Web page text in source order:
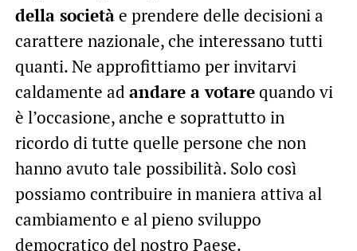
della societàe prendere delle decisioni a
carattere nazionale, che interessano tutti
quanti. Ne approfittiamo per invitarvi
caldamente ad andare a votarequando vi
è l’occasione, anche e soprattutto in
ricordo di tutte quelle persone che non
hanno avuto tale possibilità. Solo così
possiamo contribuire in maniera attiva al
cambiamento e al pieno sviluppo
democratico del nostro Paese.